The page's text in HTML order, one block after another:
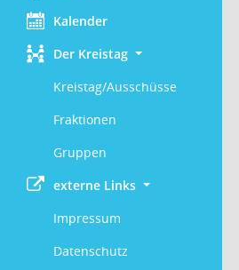
Kalender
Der Kreistag
Kreistag/Ausschüsse
Fraktionen
Gruppen
externe Links
Impressum
Datenschutz